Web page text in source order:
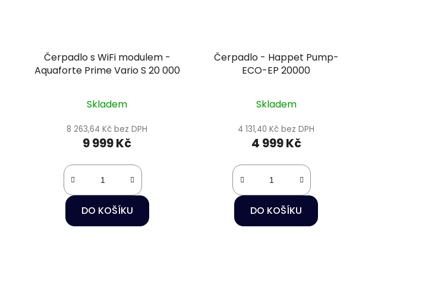
Čerpadlo s WiFi modulem -
Aquaforte Prime Vario S 20 000
Skladem
8 263,64 Kč bez DPH
9 999 Kč
DO KOŠÍKU
Čerpadlo - Happet Pump-
ECO-EP 20000
Skladem
4 131,40 Kč bez DPH
4 999 Kč
DO KOŠÍKU